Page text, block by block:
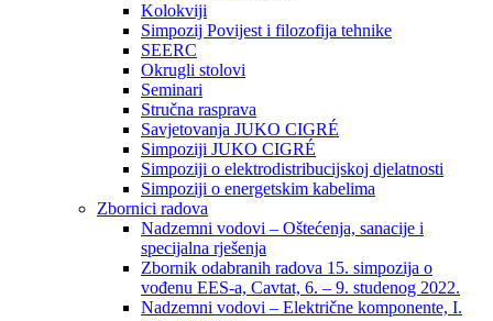
Kolokviji​
Simpozij Povijest i filozofija tehnike
SEERC
Okrugli stolovi
Seminari​
Stručna rasprava​
Savjetovanja JUKO CIGRÉ
Simpoziji JUKO CIGRÉ
Simpoziji o elektrodistribucijskoj djelatnosti
Simpoziji o energetskim kabelima
Zbornici radova
Nadzemni vodovi – Oštećenja, sanacije i
specijalna rješenja
Zbornik odabranih radova 15. simpozija o
vođenu EES-a, Cavtat, 6. – 9. studenog 2022.
Nadzemni vodovi – Električne komponente, I.